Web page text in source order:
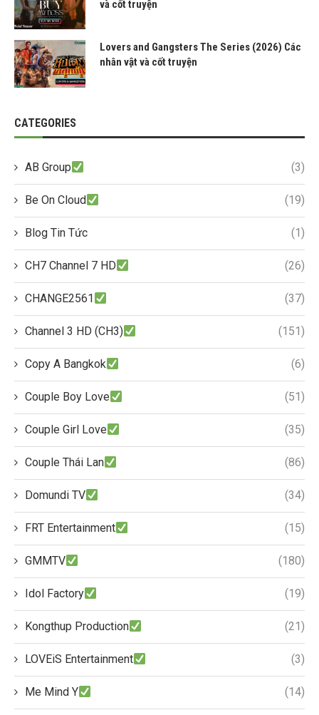
và cốt truyện
Lovers and Gangsters The Series (2026) Các
nhân vật và cốt truyện
CATEGORIES
AB Group (3)
Be On Cloud (19)
Blog Tin Tức (1)
CH7 Channel 7 HD (26)
CHANGE2561 (37)
Channel 3 HD (CH3) (151)
Copy A Bangkok (6)
Couple Boy Love (51)
Couple Girl Love (35)
Couple Thái Lan (86)
Domundi TV (34)
FRT Entertainment (15)
GMMTV (180)
Idol Factory (19)
Kongthup Production (21)
LOVEiS Entertainment (3)
Me Mind Y (14)